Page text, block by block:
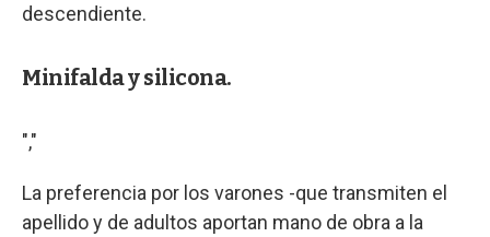
descendiente.
Minifalda y silicona.
","
La preferencia por los varones -que transmiten el
apellido y de adultos aportan mano de obra a la